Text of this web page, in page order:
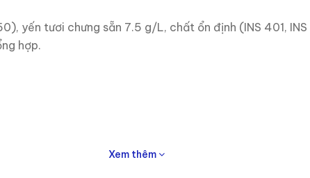
yến tươi chưng sẵn 7.5 g/L, chất ổn định (INS 401,
hợp.
Xem thêm